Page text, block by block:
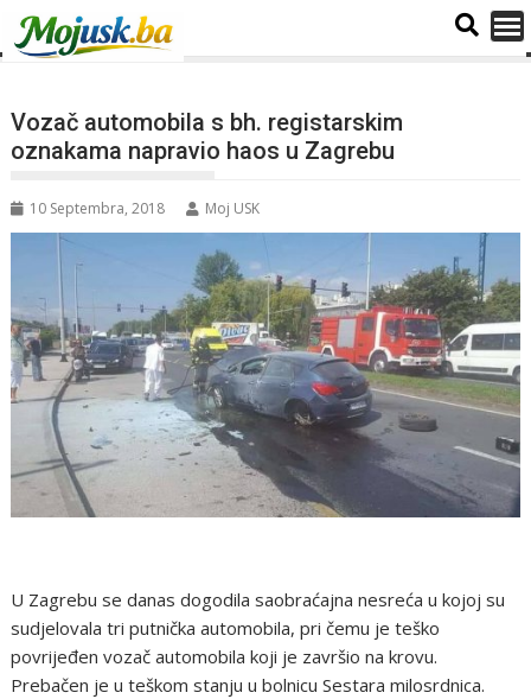
Vozač automobila s bh. registarskim
oznakama napravio haos u Zagrebu
10 Septembra, 2018 Moj USK
U Zagrebu se danas dogodila saobraćajna nesreća u kojoj su
sudjelovala tri putnička automobila, pri čemu je teško
povrijeđen vozač automobila koji je završio na krovu.
Prebačen je u teškom stanju u bolnicu Sestara milosrdnica.